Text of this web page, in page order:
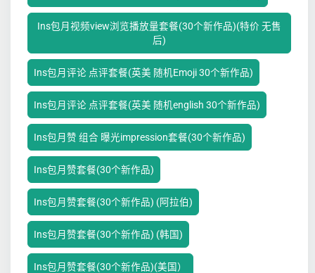
Ins包月视频view浏览播放量套餐(30个新作品)(特价 无售
后)
Ins包月评论 点评套餐(英美 随机Emoji 30个新作品)
Ins包月评论 点评套餐(英美 随机english 30个新作品)
Ins包月赞 组合 曝光impression套餐(30个新作品)
Ins包月赞套餐(30个新作品)
Ins包月赞套餐(30个新作品) (阿拉伯)
Ins包月赞套餐(30个新作品) (韩国)
Ins包月赞套餐(30个新作品)(美国）